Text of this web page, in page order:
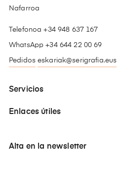
Nafarroa
Telefonoa +34 948 637 167
WhatsApp +34 644 22 00 69
Pedidos eskariak@serigrafia.eus
Servicios
Enlaces útiles
Alta en la newsletter